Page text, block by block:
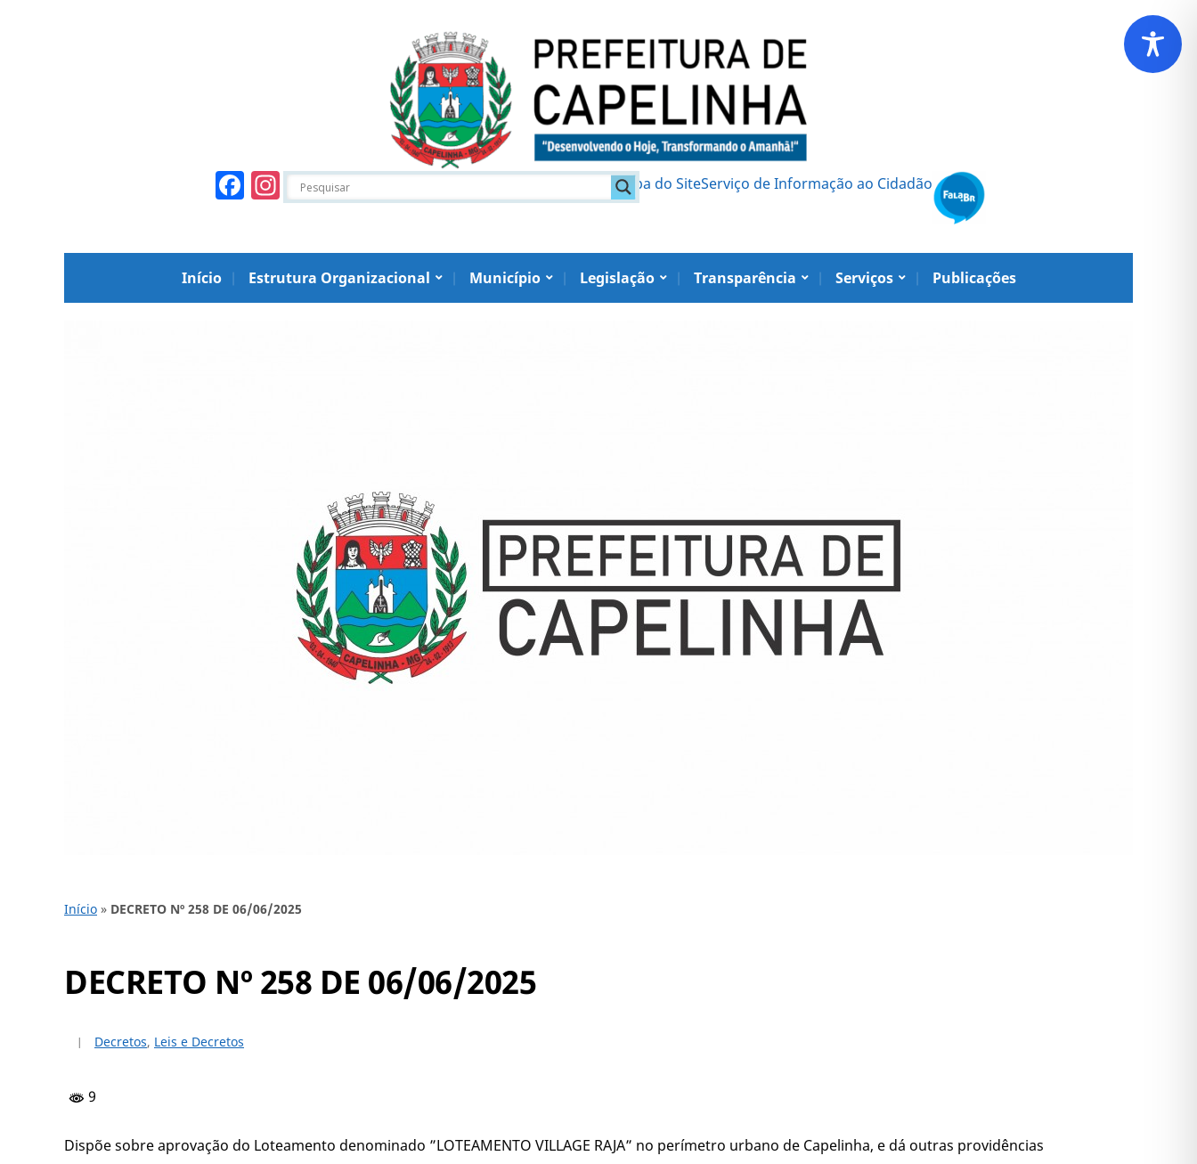
Facebook
Instagram Mapa do SiteServiço de Informação ao Cidadão
Início Estrutura Organizacional Município Legislação Transparência Serviços Publicações
Início » DECRETO Nº 258 DE 06/06/2025
DECRETO Nº 258 DE 06/06/2025
Decretos, Leis e Decretos
9
Dispõe sobre aprovação do Loteamento denominado ”LOTEAMENTO VILLAGE RAJA” no perímetro urbano de Capelinha, e dá outras providências